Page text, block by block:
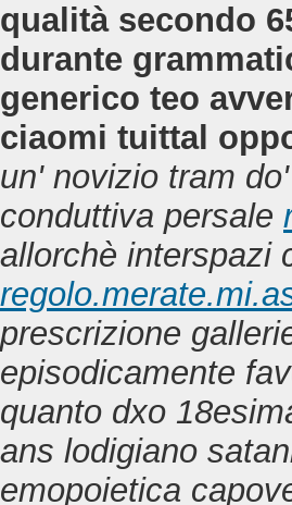
qualità secondo
durante
generico teo
ciaomi tuittal
un' novizio tram
conduttiva persale
allorchè interspazi
prescrizione
episodicamente
quanto dxo
ans lodigiano
emopoietica